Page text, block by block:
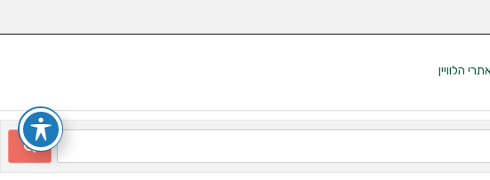
הלוויין